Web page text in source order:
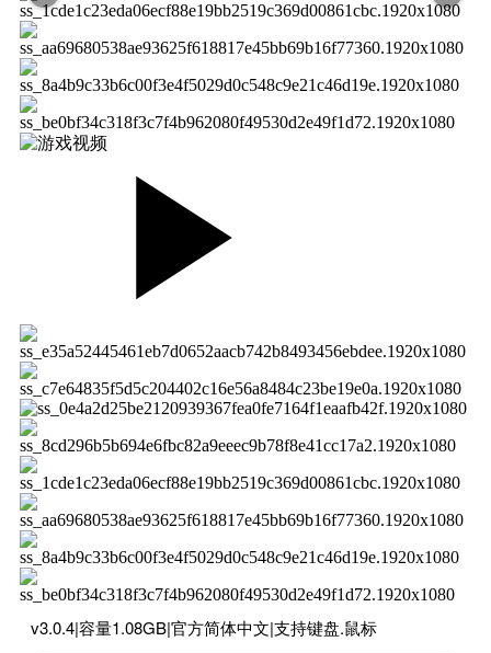
v3.0.4|容量1.08GB|官方简体中文|支持键盘.鼠标